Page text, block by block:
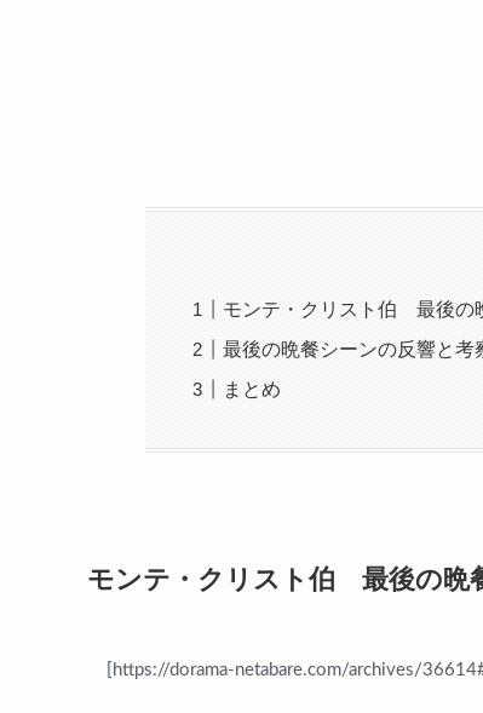
モンテ・クリスト伯 最後の
最後の晩餐シーンの反響と考
まとめ
モンテ・クリスト伯 最後の晩
[https://dorama-netabare.com/archives/